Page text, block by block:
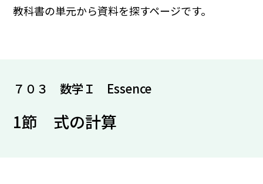
教科書の単元から資料を探すページです。
７０３ 数学Ｉ Essence
1節 式の計算